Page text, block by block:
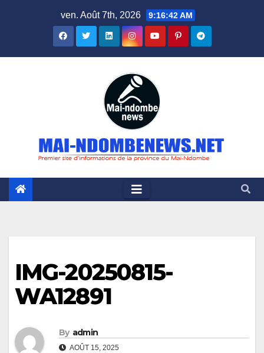
ven. Août 7th, 2026 9:16:43 AM
IMG-20250815-
WA12891
By admin
AOÛT 15, 2025